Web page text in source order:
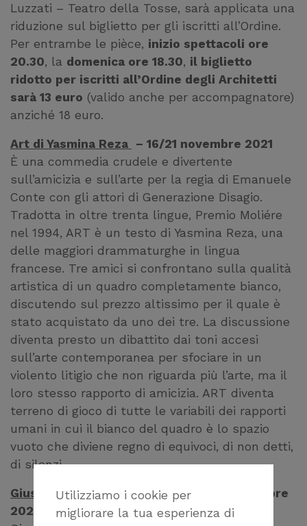
Utilizziamo i cookie per
migliorare la tua esperienza di
Luzzati – Teatro della Tosse, sarà applicata una
riduzione sul biglietto per gli iscritti all’Ordine.
Per entrambe le pièce, inizio spettacoli ore
20.30, la domenica ore 18.30, il biglietto
ridotto per iscritti all’Ordine degli Architetti
sarà 13 euro (valido anche per accompagnatore)
anziché 18 euro.
Art di Yasmina Reza – 16/21 novembre 2021
È una commedia crudele e divertente
sull’amicizia e sull’arte per la regia di Emanuele
Conte con gli attori di Generazione Disagio.
Tradotta in oltre trenta lingue, Premio Moliére
nel 1994, ART è un testo di Yasmina Reza, una
delle maggiori drammaturghe in lingua
francese. Tre amici si confrontano sulla qualità
artistica di un quadro completamente bianco,
discutendo sul prezzo altissimo per il quale è
stato acquistato da uno dei tre. La discussione
diventa presto un dibattito dai toni accesi
sull’arte contemporanea per sfociare in un
violento litigio che non riguarda più l’arte, ma il
loro stesso rapporto di amicizia. ART diventa
terreno di gioco di tutte le variabili dei rapporti
umani in cui il bianco del quadro è lo spazio
vuoto che diviene regno di equivoci, di non detti,
di silenzi.
Giusto di e con Rosario Lisma– 7/12 dicembre
2021